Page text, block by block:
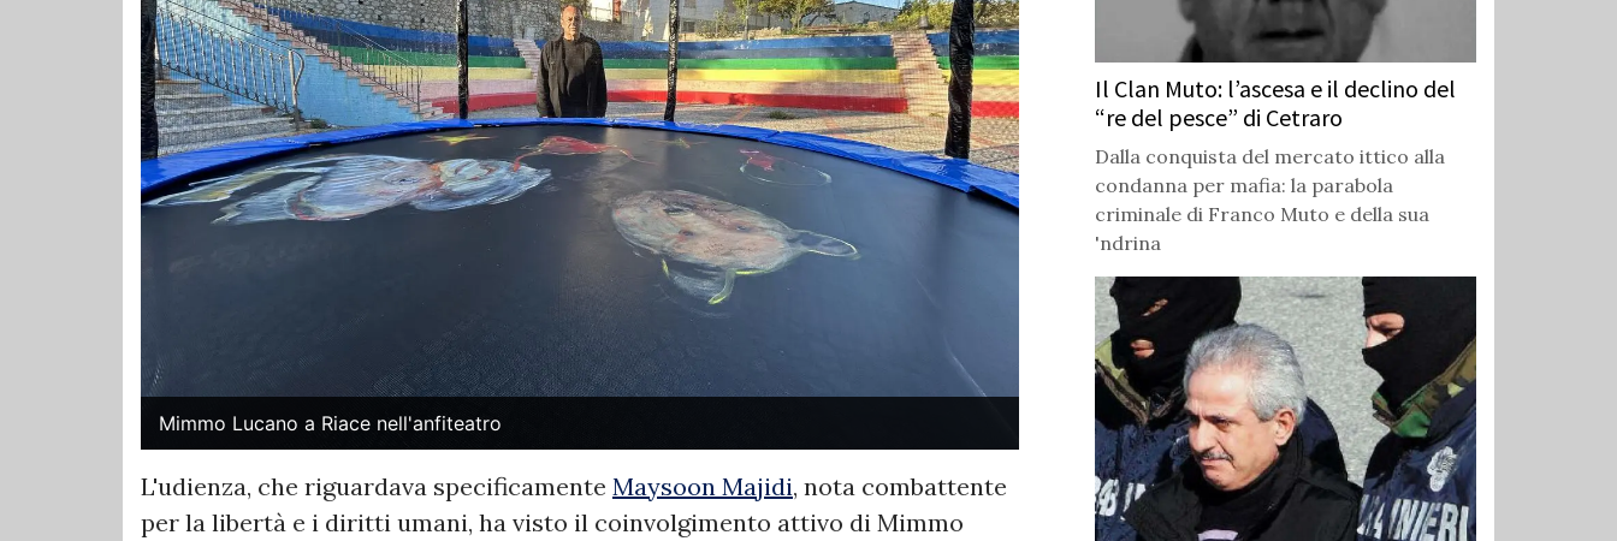
Mimmo Lucano a Riace nell'anfiteatro
L'udienza, che riguardava specificamente Maysoon Majidi, nota combattente
per la libertà e i diritti umani, ha visto il coinvolgimento attivo di Mimmo
Il Clan Muto: l’ascesa e il declino del
“re del pesce” di Cetraro
Dalla conquista del mercato ittico alla
condanna per mafia: la parabola
criminale di Franco Muto e della sua
'ndrina